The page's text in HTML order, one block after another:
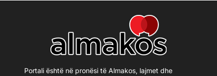
Portali është në pronësi të Almakos, lajmet dhe